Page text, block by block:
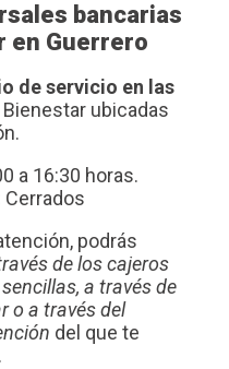
bancarias
en Guerrero
de servicio en las
ubicadas
a 16:30 horas.
Cerrados
podrás
de los cajeros
a través de
o a través del
del que te